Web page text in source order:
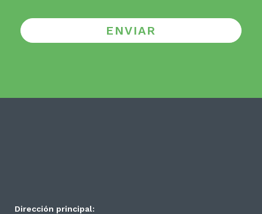
ENVIAR
Dirección principal: